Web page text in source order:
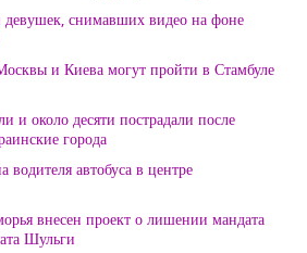
девушек, снимавших видео на фоне
и Киева могут пройти в Стамбуле
и около десяти пострадали после
города
водителя автобуса в центре
внесен проект о лишении мандата
Шульги